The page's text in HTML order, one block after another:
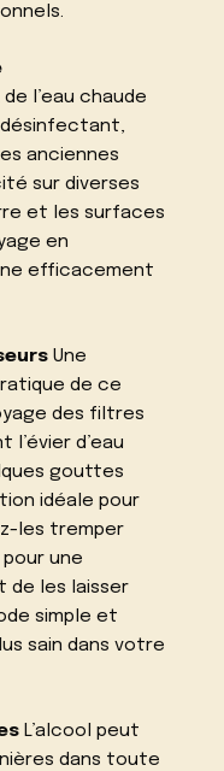
l’eau chaude
anciennes
sur diverses
et les surfaces
en
efficacement
Une
de ce
des filtres
l’évier d’eau
gouttes
idéale pour
les tremper
une
de les laisser
simple et
sain dans votre
L’alcool peut
dans toute